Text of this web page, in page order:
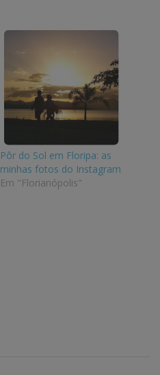
Pôr do Sol em Floripa: as
minhas fotos do Instagram
Em "Florianópolis"